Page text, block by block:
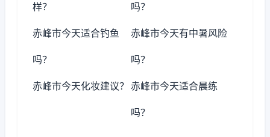
样？ 吗？
赤峰市今天适合钓鱼
吗？
赤峰市今天有中暑风险
吗？
赤峰市今天化妆建议？ 赤峰市今天适合晨练
吗？